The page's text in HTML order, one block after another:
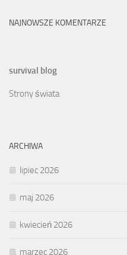
NAJNOWSZE KOMENTARZE
survival blog
Strony świata
ARCHIWA
lipiec 2026
maj 2026
kwiecień 2026
marzec 2026